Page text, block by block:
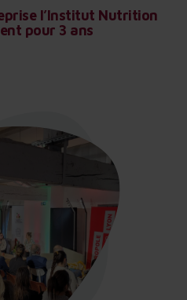
l’Institut Nutrition
pour 3 ans